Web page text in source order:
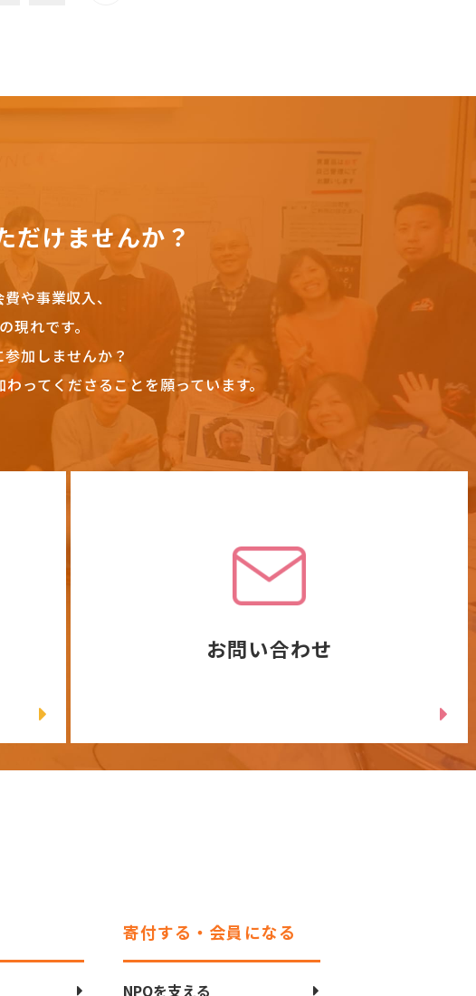
だけませんか？
や事業収入、
れです。
加しませんか？
ってくださることを願っています。
お問い合わせ
寄付する・会員になる
NPOを支える